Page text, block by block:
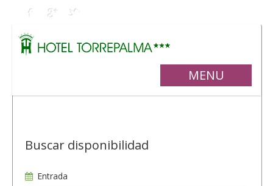
MENU
Buscar disponibilidad
Entrada